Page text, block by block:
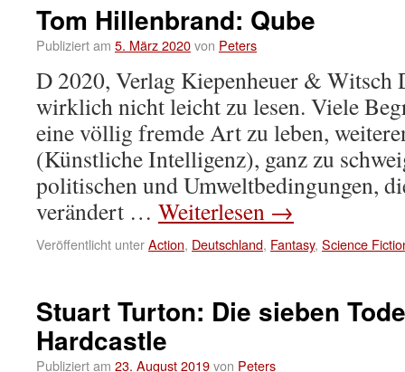
Tom Hillenbrand: Qube
Publiziert am 5. März 2020von Peters
D 2020, Verlag Kiepenheuer & Witsch
wirklich nicht leicht zu lesen. Viele
eine völlig fremde Art zu leben,
(Künstliche Intelligenz), ganz zu
politischen und Umweltbedingungen,
verändert … Weiterlesen →
Veröffentlicht unterAction, Deutschland, Fantasy, Science
Stuart Turton: Die sieben
Hardcastle
Publiziert am 23. August 2019von Peters